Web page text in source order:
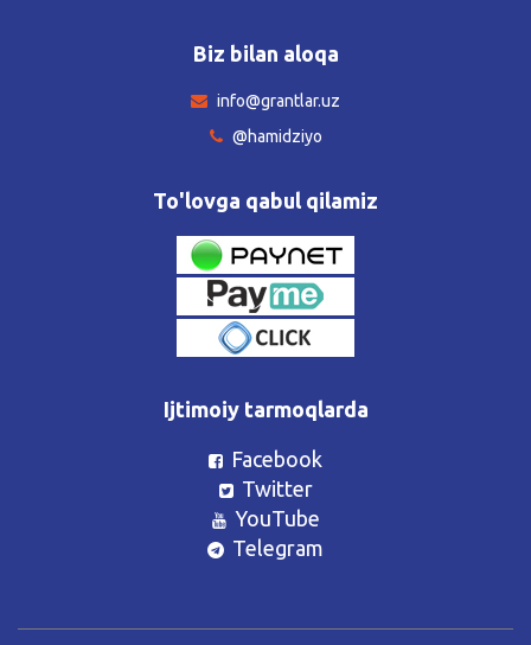
Biz bilan aloqa
info@grantlar.uz
@hamidziyo
To'lovga qabul qilamiz
Ijtimoiy tarmoqlarda
Facebook
Twitter
YouTube
Telegram